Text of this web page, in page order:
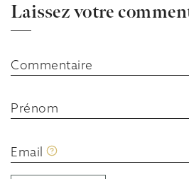
Laissez votre
Commentaire
Prénom
Email